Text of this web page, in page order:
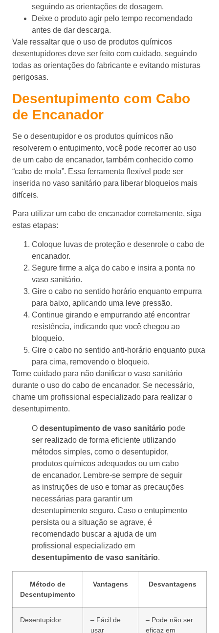
seguindo as orientações de dosagem.
Deixe o produto agir pelo tempo recomendado
antes de dar descarga.
Vale ressaltar que o uso de produtos químicos
desentupidores deve ser feito com cuidado, seguindo
todas as orientações do fabricante e evitando misturas
perigosas.
Desentupimento com Cabo
de Encanador
Se o desentupidor e os produtos químicos não
resolverem o entupimento, você pode recorrer ao uso
de um cabo de encanador, também conhecido como
“cabo de mola”. Essa ferramenta flexível pode ser
inserida no vaso sanitário para liberar bloqueios mais
difíceis.
Para utilizar um cabo de encanador corretamente, siga
estas etapas:
Coloque luvas de proteção e desenrole o cabo de
encanador.
Segure firme a alça do cabo e insira a ponta no
vaso sanitário.
Gire o cabo no sentido horário enquanto empurra
para baixo, aplicando uma leve pressão.
Continue girando e empurrando até encontrar
resistência, indicando que você chegou ao
bloqueio.
Gire o cabo no sentido anti-horário enquanto puxa
para cima, removendo o bloqueio.
Tome cuidado para não danificar o vaso sanitário
durante o uso do cabo de encanador. Se necessário,
chame um profissional especializado para realizar o
desentupimento.
O desentupimento de vaso sanitário pode
ser realizado de forma eficiente utilizando
métodos simples, como o desentupidor,
produtos químicos adequados ou um cabo
de encanador. Lembre-se sempre de seguir
as instruções de uso e tomar as precauções
necessárias para garantir um
desentupimento seguro. Caso o entupimento
persista ou a situação se agrave, é
recomendado buscar a ajuda de um
profissional especializado em
desentupimento de vaso sanitário.
Método de
Desentupimento
Vantagens Desvantagens
Desentupidor
– Fácil de
usar
– Pode não ser
eficaz em